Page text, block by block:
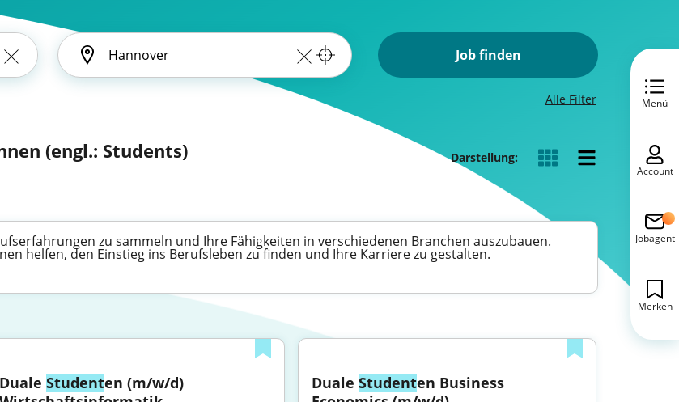
Job finden
Alle Filter
(engl.: Students) Darstellung:
zu sammeln und Ihre Fähigkeiten in verschiedenen Branchen auszubauen.
helfen, den Einstieg ins Berufsleben zu finden und Ihre Karriere zu gestalten.
Duale Studenten (m/w/d)
Duale Studenten Business
Menü
Account
Jobagent
Merken